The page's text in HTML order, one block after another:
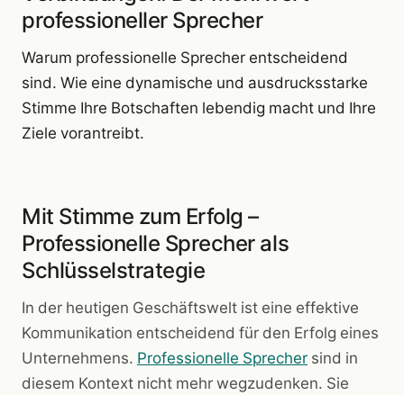
professioneller Sprecher
Warum professionelle Sprecher entscheidend
sind. Wie eine dynamische und ausdrucksstarke
Stimme Ihre Botschaften lebendig macht und Ihre
Ziele vorantreibt.
Mit Stimme zum Erfolg –
Professionelle Sprecher als
Schlüsselstrategie
In der heutigen Geschäftswelt ist eine effektive
Kommunikation entscheidend für den Erfolg eines
Unternehmens. Professionelle Sprecher sind in
diesem Kontext nicht mehr wegzudenken. Sie